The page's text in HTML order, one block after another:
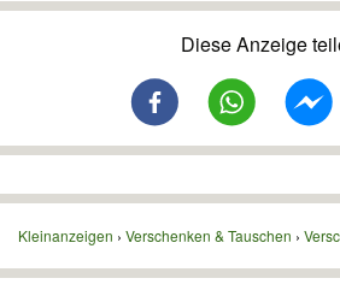
Diese Anzeige
Kleinanzeigen Verschenken & Tauschen